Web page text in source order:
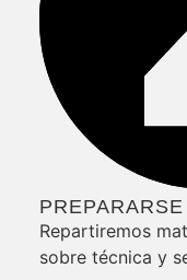
Repartiremos
sobre técnica y